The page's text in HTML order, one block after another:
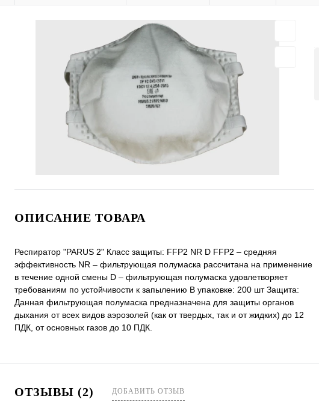
ОПИСАНИЕ ТОВАРА
Респиратор "PARUS 2" Класс защиты: FFP2 NR D FFP2 – средняя
эффективность NR – фильтрующая полумаска рассчитана на применение
в течение одной смены D – фильтрующая полумаска удовлетворяет
требованиям по устойчивости к запылению В упаковке: 200 шт Защита:
Данная фильтрующая полумаска предназначена для защиты органов
дыхания от всех видов аэрозолей (как от твердых, так и от жидких) до 12
ПДК, от основных газов до 10 ПДК.
ОТЗЫВЫ (2) ДОБАВИТЬ ОТЗЫВ